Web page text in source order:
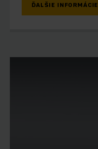
ĎALŠIE INFORMÁCIE